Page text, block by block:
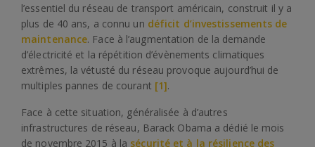
l’essentiel du réseau de transport américain, construit il y a
plus de 40 ans, a connu un déficit d’investissements de
maintenance. Face à l’augmentation de la demande
d’électricité et la répétition d’évènements climatiques
extrêmes, la vétusté du réseau provoque aujourd’hui de
multiples pannes de courant [1].
Face à cette situation, généralisée à d’autres
infrastructures de réseau, Barack Obama a dédié le mois
de novembre 2015 à la sécurité et à la résilience des